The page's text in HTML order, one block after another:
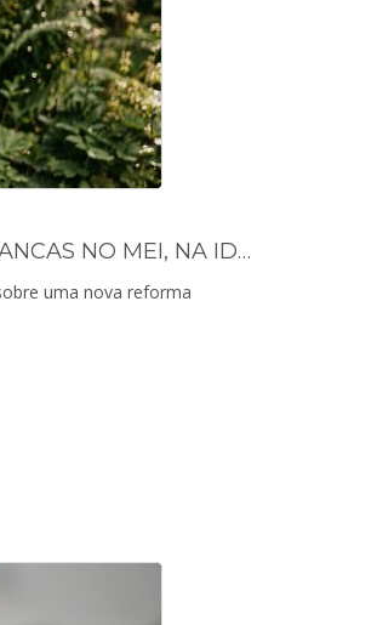
PROPOSTAS PARA NOVA REFORMA DA PREVIDENCIA INCLUEM MUDANCAS NO MEI, NA IDADE MINIMA E BONUS PARA MULHERES
uma nova reforma